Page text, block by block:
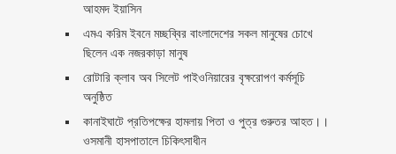
আহমদ ইয়াসিন
এমএ করিম ইবনে মচ্ছব্বির বাংলাদেশের সকল মানুষের চোখে
ছিলেন এক নজরকাড়া মানুষ ‎
রোটারি ক্লাব অব সিলেট পাইওনিয়ারের বৃক্ষরোপণ কর্মসূচি
অনুষ্ঠিত
কানাইঘাটে প্রতিপক্ষের হামলায় পিতা ও পুত্র গুরুতর আহত।।
ওসমানী হাসপাতালে চিকিৎসাধীন